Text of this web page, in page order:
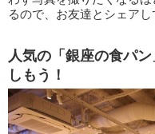
るので、お友達とシェアし
人気の「銀座の食パ
しもう！